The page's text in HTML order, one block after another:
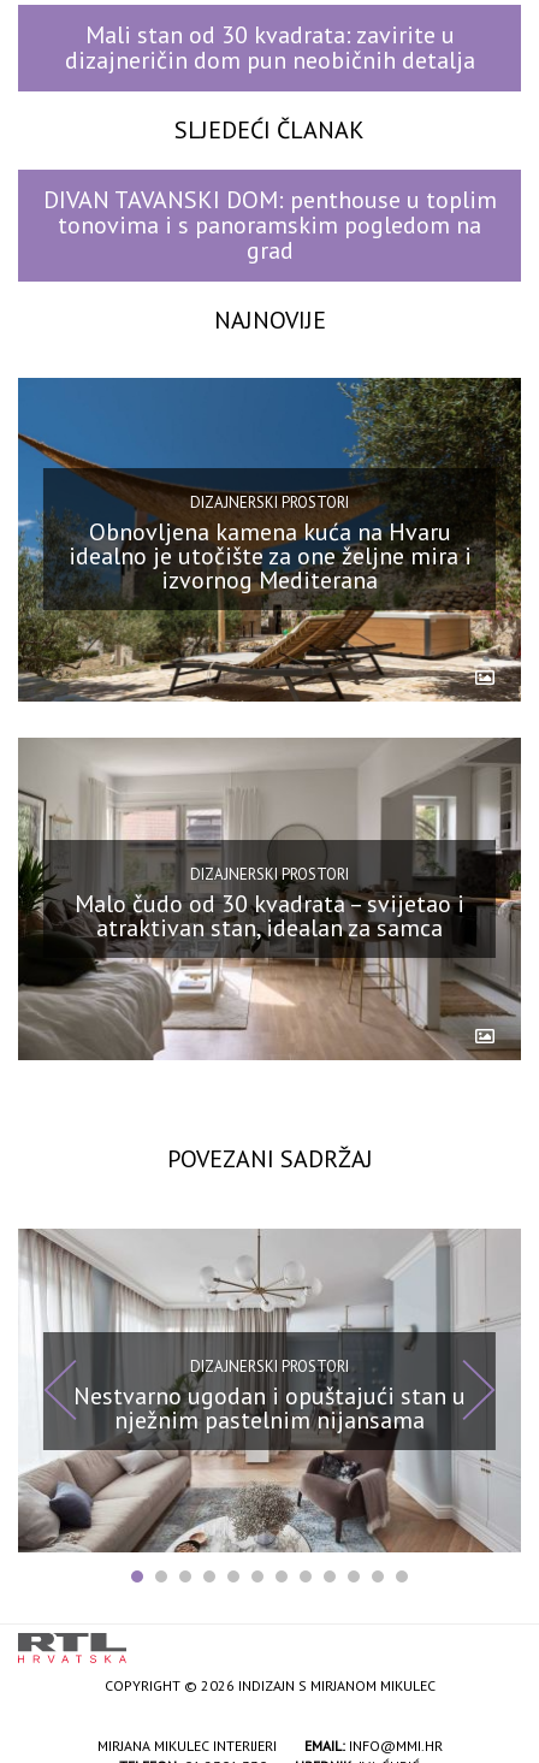
Mali stan od 30 kvadrata: zavirite u
dizajneričin dom pun neobičnih detalja
SLJEDEĆI ČLANAK
DIVAN TAVANSKI DOM: penthouse u toplim
tonovima i s panoramskim pogledom na
grad
NAJNOVIJE
DIZAJNERSKI PROSTORI
Obnovljena kamena kuća na Hvaru
idealno je utočište za one željne mira i
izvornog Mediterana
DIZAJNERSKI PROSTORI
Malo čudo od 30 kvadrata – svijetao i
atraktivan stan, idealan za samca
POVEZANI SADRŽAJ
DIZAJNERSKI PROSTORI
Nestvarno ugodan i opuštajući stan u
nježnim pastelnim nijansama
COPYRIGHT © 2026 INDIZAJN S MIRJANOM MIKULEC
MIRJANA MIKULEC INTERIJERI EMAIL: INFO@MMI.HR